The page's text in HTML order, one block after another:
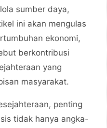
sumber daya,
ini akan mengulas
ekonomi,
berkontribusi
yang
masyarakat.
penting
tidak hanya angka-